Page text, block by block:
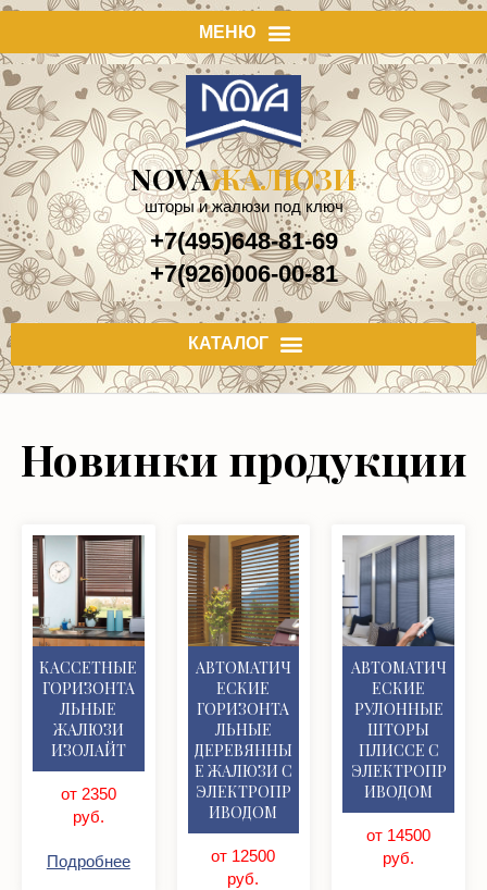
NOVAЖАЛЮЗИ
шторы и жалюзи под ключ
+7(495)648-81-69
+7(926)006-00-81
Новинки продукции
КАССЕТНЫЕ
ГОРИЗОНТА
ЛЬНЫЕ
ЖАЛЮЗИ
ИЗОЛАЙТ
от 2350
руб.
Подробнее
АВТОМАТИЧ
ЕСКИЕ
ГОРИЗОНТА
ЛЬНЫЕ
ДЕРЕВЯННЫ
Е ЖАЛЮЗИ С
ЭЛЕКТРОПР
ИВОДОМ
от 12500
руб.
АВТОМАТИЧ
ЕСКИЕ
РУЛОННЫЕ
ШТОРЫ
ПЛИССЕ С
ЭЛЕКТРОПР
ИВОДОМ
от 14500
руб.